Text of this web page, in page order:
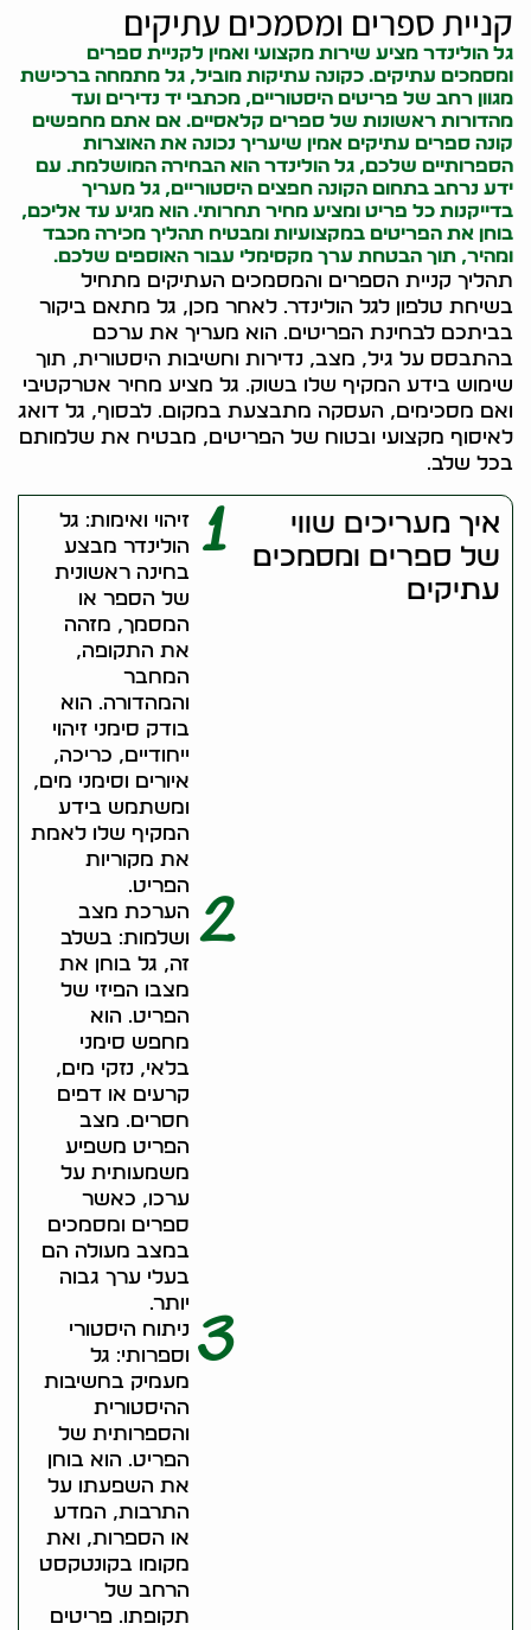
קניית ספרים ומסמכים עתיקים
גל הולינדר מציע שירות מקצועי ואמין לקניית ספרים
ומסמכים עתיקים. כקונה עתיקות מוביל, גל מתמחה ברכישת
מגוון רחב של פריטים היסטוריים, מכתבי יד נדירים ועד
מהדורות ראשונות של ספרים קלאסיים. אם אתם מחפשים
קונה ספרים עתיקים אמין שיעריך נכונה את האוצרות
הספרותיים שלכם, גל הולינדר הוא הבחירה המושלמת. עם
ידע נרחב בתחום הקונה חפצים היסטוריים, גל מעריך
בדייקנות כל פריט ומציע מחיר תחרותי. הוא מגיע עד אליכם,
בוחן את הפריטים במקצועיות ומבטיח תהליך מכירה מכבד
ומהיר, תוך הבטחת ערך מקסימלי עבור האוספים שלכם.
תהליך קניית הספרים והמסמכים העתיקים מתחיל
בשיחת טלפון לגל הולינדר. לאחר מכן, גל מתאם ביקור
בביתכם לבחינת הפריטים. הוא מעריך את ערכם
בהתבסס על גיל, מצב, נדירות וחשיבות היסטורית, תוך
שימוש בידע המקיף שלו בשוק. גל מציע מחיר אטרקטיבי
ואם מסכימים, העסקה מתבצעת במקום. לבסוף, גל דואג
לאיסוף מקצועי ובטוח של הפריטים, מבטיח את שלמותם
בכל שלב.
איך מעריכים שווי
של ספרים ומסמכים
עתיקים
1
זיהוי ואימות: גל
הולינדר מבצע
בחינה ראשונית
של הספר או
המסמך, מזהה
את התקופה,
המחבר
והמהדורה. הוא
בודק סימני זיהוי
ייחודיים, כריכה,
איורים וסימני מים,
ומשתמש בידע
המקיף שלו לאמת
את מקוריות
הפריט.
2 הערכת מצב
ושלמות: בשלב
זה, גל בוחן את
מצבו הפיזי של
הפריט. הוא
מחפש סימני
בלאי, נזקי מים,
קרעים או דפים
חסרים. מצב
הפריט משפיע
משמעותית על
ערכו, כאשר
ספרים ומסמכים
במצב מעולה הם
בעלי ערך גבוה
יותר.
3
ניתוח היסטורי
וספרותי: גל
מעמיק בחשיבות
ההיסטורית
והספרותית של
הפריט. הוא בוחן
את השפעתו על
התרבות, המדע
או הספרות, ואת
מקומו בקונטקסט
הרחב של
תקופתו. פריטים